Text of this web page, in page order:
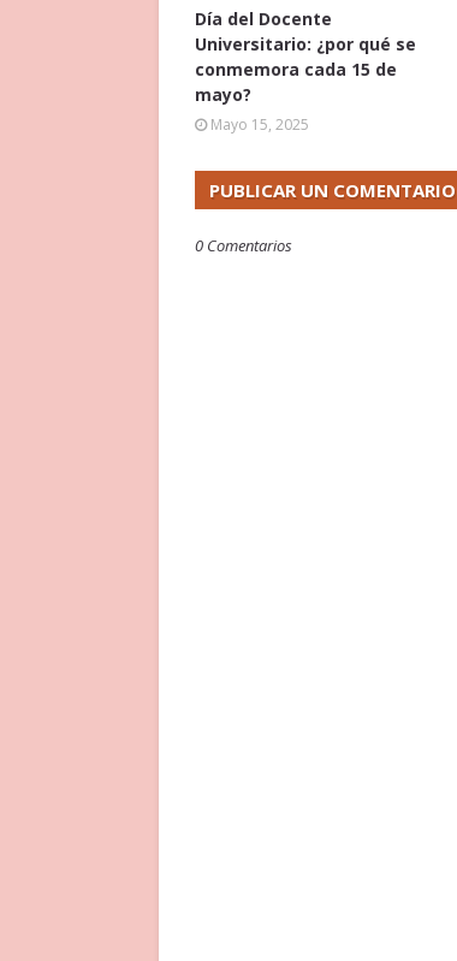
Día del Docente
Universitario: ¿por qué se
conmemora cada 15 de
mayo?
Mayo 15, 2025
PUBLICAR UN COMENTARIO
0 Comentarios